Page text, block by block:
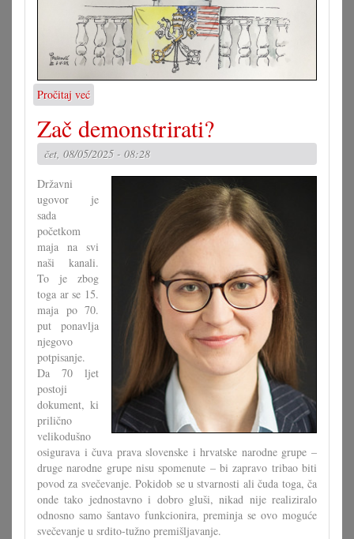
Pročitaj već
Karikatura
09.05.2025.
Zač demonstrirati?
čet, 08/05/2025 - 08:28
Državni
ugovor je
sada
početkom
maja na svi
naši kanali.
To je zbog
toga ar se 15.
maja po 70.
put ponavlja
njegovo
potpisanje.
Da 70 ljet
postoji
dokument, ki
prilično
velikodušno
osigurava i čuva prava slovenske i hrvatske narodne grupe –
druge narodne grupe nisu spomenute – bi zapravo tribao biti
povod za svečevanje. Pokidob se u stvarnosti ali čuda toga, ča
onde tako jednostavno i dobro gluši, nikad nije realiziralo
odnosno samo šantavo funkcionira, preminja se ovo moguće
svečevanje u srdito-tužno premišljavanje.